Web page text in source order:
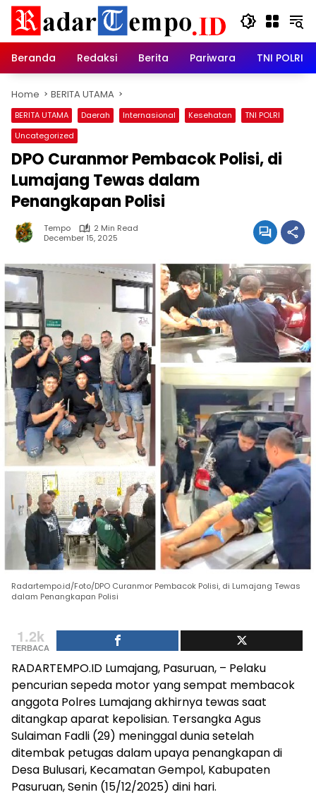
Skip
content
Beranda
Redaksi Berita Pariwara TNI POLRI
Home BERITA UTAMA
BERITA UTAMA Daerah Internasional Kesehatan
TNI POLRI
Uncategorized
DPO Curanmor Pembacok Polisi, di
Lumajang Tewas dalam
Penangkapan Polisi
Tempo
2 Min Read
December 15, 2025
Radartempo.id/Foto/DPO Curanmor Pembacok Polisi, di Lumajang Tewas
dalam Penangkapan Polisi
1.2k
TERBACA
RADARTEMPO.ID Lumajang, Pasuruan, – Pelaku
pencurian sepeda motor yang sempat membacok
anggota Polres Lumajang akhirnya tewas saat
ditangkap aparat kepolisian. Tersangka Agus
Sulaiman Fadli (29) meninggal dunia setelah
ditembak petugas dalam upaya penangkapan di
Desa Bulusari, Kecamatan Gempol, Kabupaten
Pasuruan, Senin (15/12/2025) dini hari.